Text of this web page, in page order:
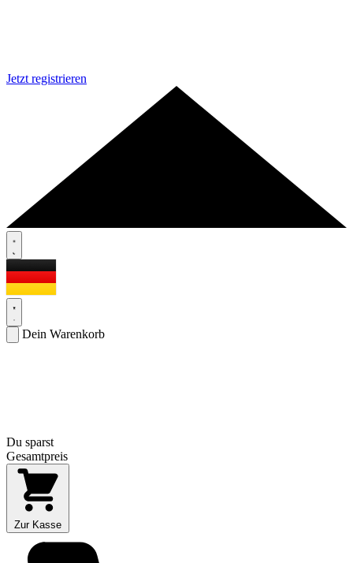
Jetzt registrieren
Dein Warenkorb
Du sparst
Gesamtpreis
Zur Kasse